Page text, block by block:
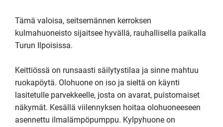
Tämä valoisa, seitsemännen kerroksen
kulmahuoneisto sijaitsee hyvällä, rauhallisella paikalla
Turun Ilpoisissa.
Keittiössä on runsaasti säilytystilaa ja sinne mahtuu
ruokapöytä. Olohuone on iso ja sieltä on käynti
lasitetulle parvekkeelle, josta on avarat, puistomaiset
näkymät. Kesällä viilennyksen hoitaa olohuoneeseen
asennettu ilmalämpöpumppu. Kylpyhuone on